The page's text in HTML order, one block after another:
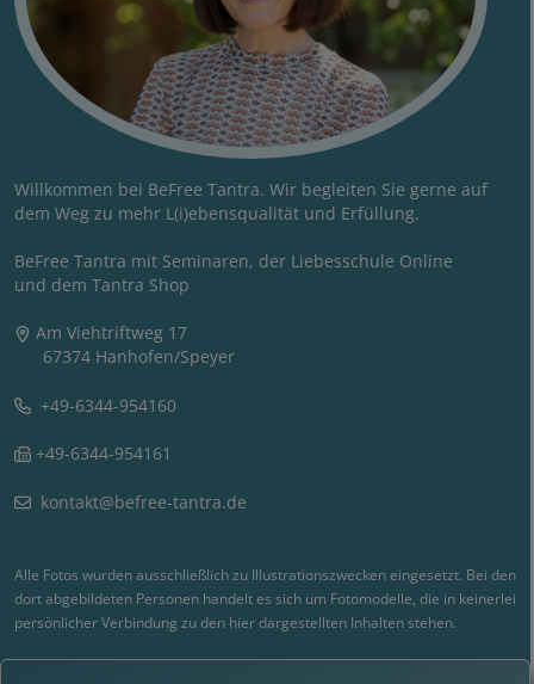
Willkommen bei BeFree Tantra. Wir begleiten Sie gerne auf
dem Weg zu mehr L(i)ebensqualität und Erfüllung.
BeFree Tantra mit Seminaren, der Liebesschule Online
und dem Tantra Shop
Am Viehtriftweg 17
67374 Hanhofen/Speyer
+49-6344-954160
+49-6344-954161
kontakt@befree-tantra.de
Alle Fotos wurden ausschließlich zu Illustrationszwecken eingesetzt. Bei den
dort abgebildeten Personen handelt es sich um Fotomodelle, die in keinerlei
persönlicher Verbindung zu den hier dargestellten Inhalten stehen.